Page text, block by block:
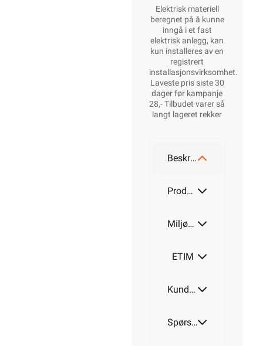
Elektrisk materiell
beregnet på å kunne
inngå i et fast
elektrisk anlegg, kan
kun installeres av en
registrert
installasjonsvirksomhet.
Laveste pris siste 30
dager før kampanje
28,- Tilbudet varer så
langt lageret rekker
Beskrivelse
Produktdetaljer
Miljøparametere
ETIM
Kundeomtale
Spørsmål og svar